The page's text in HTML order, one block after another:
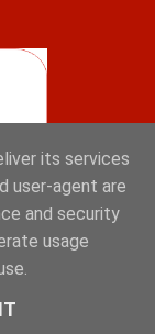
its services
user-agent are
and security
usage